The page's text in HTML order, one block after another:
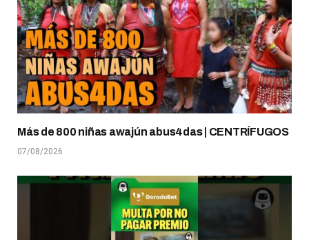
Más de 800 niñas awajún abus4das | CENTRÍFUGOS
07/08/2026